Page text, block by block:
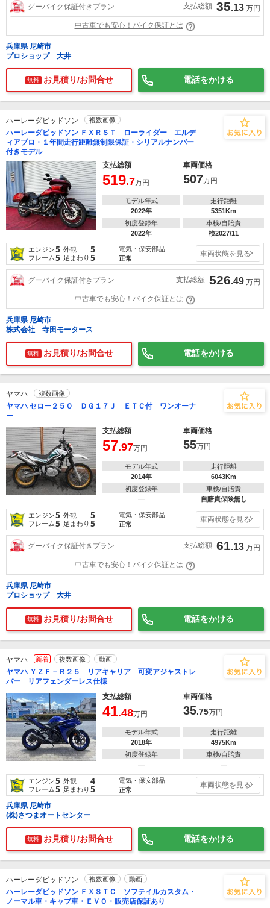
グーバイク保証付きプラン 支払総額 35.13 万円
中古車でも安心！バイク保証とは
兵庫県 尼崎市
プロショップ 大井
無料 お見積り/お問合せ 電話をかける
ハーレーダビッドソン 複数画像
ハーレーダビッドソン ＦＸＲＳＴ ローライダー エルデ
ィアブロ・１年間走行距離無制限保証・シリアルナンバー
付きモデル
支払総額
車両価格
519.7万円 507万円
モデル年式
2022年
走行距離
5351Km
初度登録年
2022年
車検/自賠責
検2027/11
エンジン5 外観 5
フレーム5 足まわり 5
電気・保安部品
正常
車両状態を見る
グーバイク保証付きプラン 支払総額 526.49 万円
中古車でも安心！バイク保証とは
兵庫県 尼崎市
株式会社 寺田モータース
無料 お見積り/お問合せ 電話をかける
ヤマハ 複数画像
ヤマハ セロー２５０ ＤＧ１７Ｊ ＥＴＣ付 ワンオーナ
ー
支払総額
車両価格
57.97万円 55万円
モデル年式
2014年
走行距離
6043Km
初度登録年
―
車検/自賠責
自賠責保険無し
エンジン5 外観 5
フレーム5 足まわり 5
電気・保安部品
正常
車両状態を見る
グーバイク保証付きプラン 支払総額 61.13 万円
中古車でも安心！バイク保証とは
兵庫県 尼崎市
プロショップ 大井
無料 お見積り/お問合せ 電話をかける
ヤマハ 新着 複数画像 動画
ヤマハ ＹＺＦ－Ｒ２５ リアキャリア 可変アジャストレ
バー リアフェンダーレス仕様
支払総額
車両価格
41.48万円 35.75万円
モデル年式
2018年
走行距離
4975Km
初度登録年
―
車検/自賠責
―
エンジン5 外観 4
フレーム5 足まわり 5
電気・保安部品
正常
車両状態を見る
兵庫県 尼崎市
(株)さつまオートセンター
無料 お見積り/お問合せ 電話をかける
ハーレーダビッドソン 複数画像 動画
ハーレーダビッドソン ＦＸＳＴＣ ソフテイルカスタム・
ノーマル車・キャブ車・ＥＶＯ・販売店保証あり